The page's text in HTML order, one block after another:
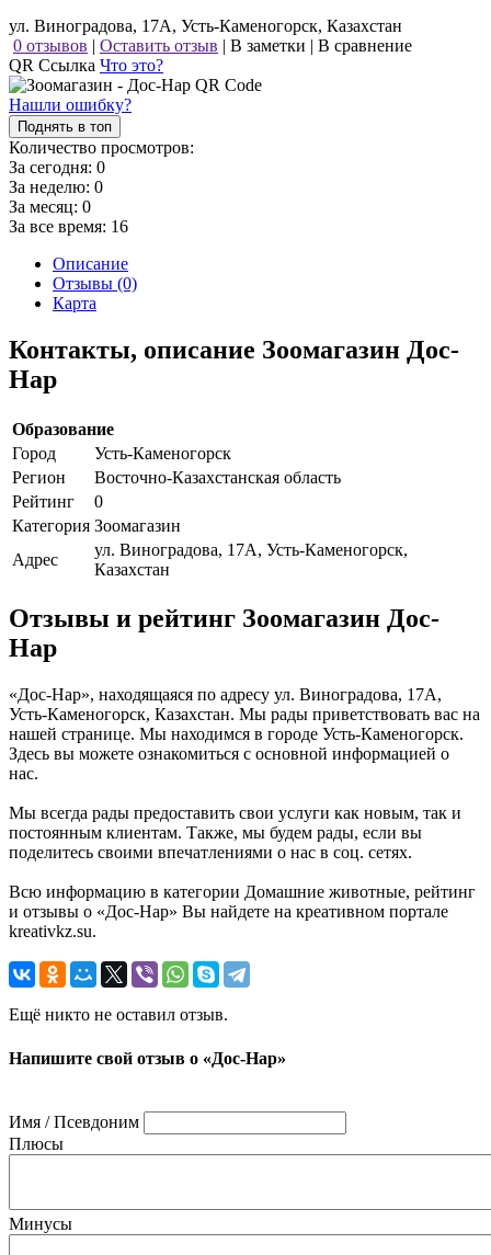
ул. Виноградова, 17А, Усть-Каменогорск, Казахстан
0 отзывов | Оставить отзыв | В заметки | В сравнение
QR Ссылка Что это?
Нашли ошибку?
Поднять в топ
Количество просмотров:
За сегодня: 0
За неделю: 0
За месяц: 0
За все время: 16
Описание
Отзывы (0)
Карта
Контакты, описание Зоомагазин Дос-
Нар
Образование
Город
Усть-Каменогорск
Регион
Восточно-Казахстанская область
Рейтинг
0
Категория Зоомагазин
Адрес
ул. Виноградова, 17А, Усть-Каменогорск,
Казахстан
Отзывы и рейтинг Зоомагазин Дос-
Нар
«Дос-Нар», находящаяся по адресу ул. Виноградова, 17А,
Усть-Каменогорск, Казахстан. Мы рады приветствовать вас на
нашей странице. Мы находимся в городе Усть-Каменогорск.
Здесь вы можете ознакомиться с основной информацией о
нас.
Мы всегда рады предоставить свои услуги как новым, так и
постоянным клиентам. Также, мы будем рады, если вы
поделитесь своими впечатлениями о нас в соц. сетях.
Всю информацию в категории Домашние животные, рейтинг
и отзывы о «Дос-Нар» Вы найдете на креативном портале
kreativkz.su.
Ещё никто не оставил отзыв.
Напишите свой отзыв о «Дос-Нар»
Имя / Псевдоним
Плюсы
Минусы